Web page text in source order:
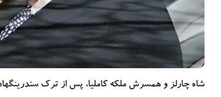
شاه چارلز و همسرش ملکه کاملیا، پس از ترک سندرینگهام
دزدیده شدن اطلاعات بیماران NHS انگلستان در حمله
سایبری تایید شد
2 سال پیش